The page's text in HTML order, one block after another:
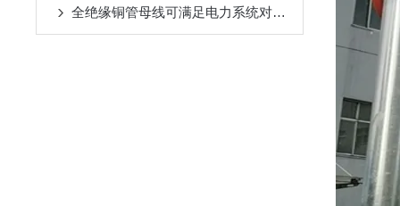
全绝缘铜管母线可满足电力系统对大电流传输的要求